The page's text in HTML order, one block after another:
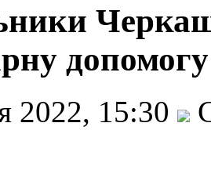
допомогу
2022, 15:30